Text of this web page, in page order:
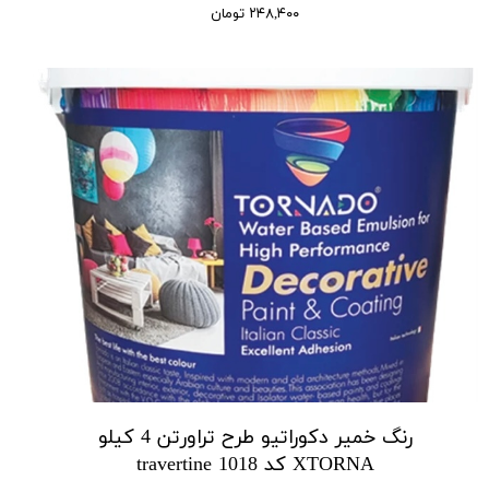
۲۴۸,۴۰۰ تومان
رنگ خمیر دکوراتیو طرح تراورتن 4 کیلو
XTORNA کد 1018 travertine